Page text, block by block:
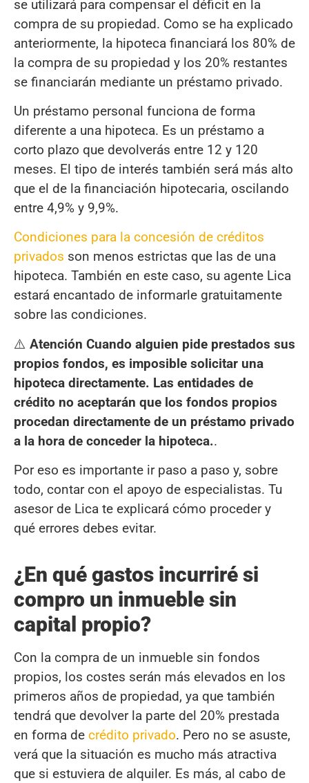
se utilizará para compensar el déficit en la
compra de su propiedad. Como se ha explicado
anteriormente, la hipoteca financiará los 80% de
la compra de su propiedad y los 20% restantes
se financiarán mediante un préstamo privado.
Un préstamo personal funciona de forma
diferente a una hipoteca. Es un préstamo a
corto plazo que devolverás entre 12 y 120
meses. El tipo de interés también será más alto
que el de la financiación hipotecaria, oscilando
entre 4,9% y 9,9%.
Condiciones para la concesión de créditos
privados son menos estrictas que las de una
hipoteca. También en este caso, su agente Lica
estará encantado de informarle gratuitamente
sobre las condiciones.
⚠️ Atención Cuando alguien pide prestados sus
propios fondos, es imposible solicitar una
hipoteca directamente. Las entidades de
crédito no aceptarán que los fondos propios
procedan directamente de un préstamo privado
a la hora de conceder la hipoteca..
Por eso es importante ir paso a paso y, sobre
todo, contar con el apoyo de especialistas. Tu
asesor de Lica te explicará cómo proceder y
qué errores debes evitar.
¿En qué gastos incurriré si
compro un inmueble sin
capital propio?
Con la compra de un inmueble sin fondos
propios, los costes serán más elevados en los
primeros años de propiedad, ya que también
tendrá que devolver la parte del 20% prestada
en forma de crédito privado. Pero no se asuste,
verá que la situación es mucho más atractiva
que si estuviera de alquiler. Es más, al cabo de